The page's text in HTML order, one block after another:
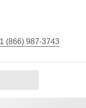
1 (866) 987-3743